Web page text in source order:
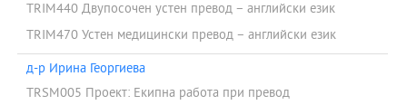
TRIM440 Двупосочен устен превод – английски език
TRIM470 Устен медицински превод – английски език
д-р Ирина Георгиева
TRSM005 Проект: Екипна работа при превод